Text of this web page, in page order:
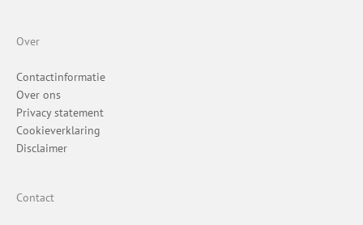
Over
Contactinformatie
Over ons
Privacy statement
Cookieverklaring
Disclaimer
Contact